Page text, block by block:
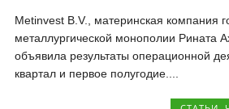
Metinvest B.V., материнская компания
металлургической монополии Рината
объявила результаты операционной
квартал и первое полугодие....